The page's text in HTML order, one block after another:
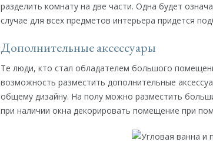
разделить комнату на две части. Одна будет
случае для всех предметов интерьера придется
Дополнительные аксессуары
Те люди, кто стал обладателем большого
возможность разместить дополнительные
общему дизайну. На полу можно разместить
при наличии окна декорировать помещение при